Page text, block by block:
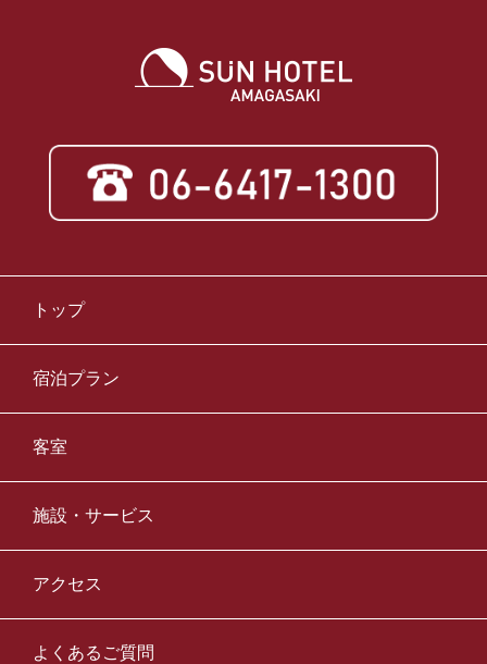
トップ
宿泊プラン
客室
施設・サービス
アクセス
よくあるご質問